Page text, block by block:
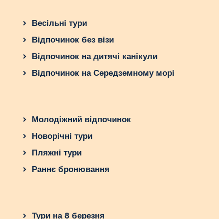
(музика, дрони).
Гості. Зупиніться на Пхукеті або
трансфер до Ко-Тапу ($50–100).
($100–200) та сорочка із шортами для
нареченого ($50–150). На човні взуття
необов’язкове.
Транспорт
– $100-300 на годину.
Весільні тури
Відпочинок без візи
Відпочинок на дитячі канікули
Відпочинок на Середземному морі
Молодіжний відпочинок
Новорічні тури
Пляжні тури
Раннє бронювання
Тури на 8 березня